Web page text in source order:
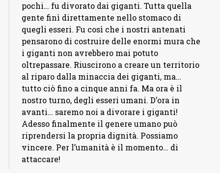
pochi… fu divorato dai giganti. Tutta quella
gente finì direttamente nello stomaco di
quegli esseri. Fu così che i nostri antenati
pensarono di costruire delle enormi mura che
i giganti non avrebbero mai potuto
oltrepassare. Riuscirono a creare un territorio
al riparo dalla minaccia dei giganti, ma…
tutto ciò fino a cinque anni fa. Ma ora è il
nostro turno, degli esseri umani. D’ora in
avanti… saremo noi a divorare i giganti!
Adesso finalmente il genere umano può
riprendersi la propria dignità. Possiamo
vincere. Per l’umanità è il momento… di
attaccare!